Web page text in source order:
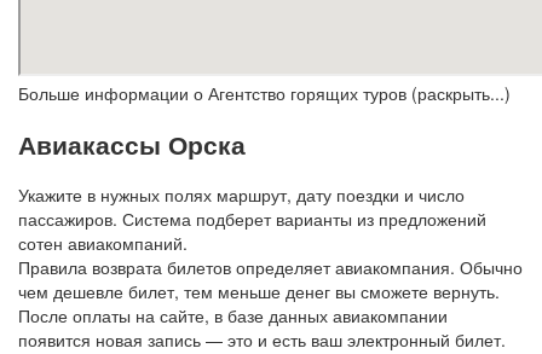
Больше информации о Агентство горящих туров (раскрыть...)
Авиакассы Орска
Укажите в нужных полях маршрут, дату поездки и число
пассажиров. Система подберет варианты из предложений
сотен авиакомпаний.
Правила возврата билетов определяет авиакомпания. Обычно
чем дешевле билет, тем меньше денег вы сможете вернуть.
После оплаты на сайте, в базе данных авиакомпании
появится новая запись — это и есть ваш электронный билет.